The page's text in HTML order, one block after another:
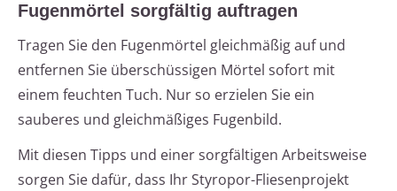
Fugenmörtel sorgfältig auftragen
Tragen Sie den Fugenmörtel gleichmäßig auf und
entfernen Sie überschüssigen Mörtel sofort mit
einem feuchten Tuch. Nur so erzielen Sie ein
sauberes und gleichmäßiges Fugenbild.
Mit diesen Tipps und einer sorgfältigen Arbeitsweise
sorgen Sie dafür, dass Ihr Styropor-Fliesenprojekt